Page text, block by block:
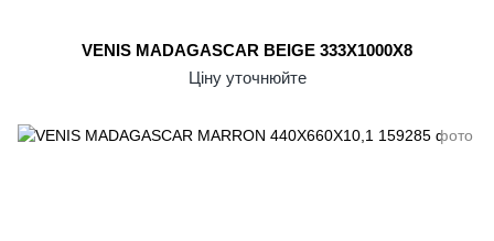
VENIS MADAGASCAR BEIGE 333X1000X8
Ціну уточнюйте